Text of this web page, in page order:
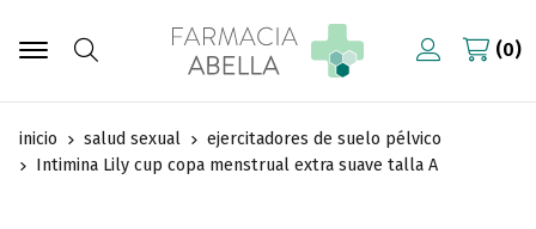
Buscar
0
inicio salud sexual
ejercitadores de suelo pélvico
Intimina Lily cup copa menstrual extra suave talla A